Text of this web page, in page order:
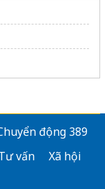
động 389
vấn
Xã hội